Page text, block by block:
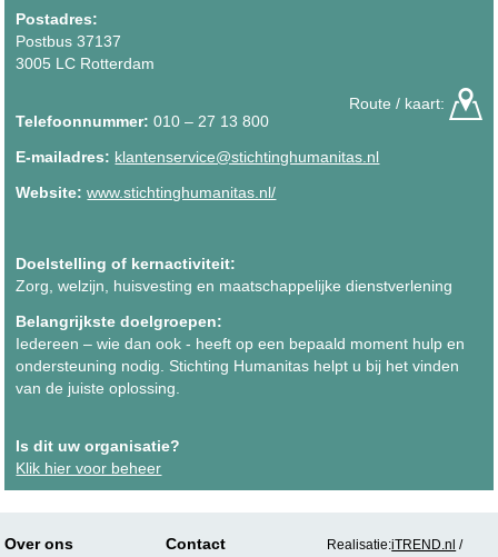
Postadres:
Postbus 37137
3005 LC Rotterdam
Route / kaart:
Telefoonnummer: 010 – 27 13 800
E-mailadres: klantenservice@stichtinghumanitas.nl
Website: www.stichtinghumanitas.nl/
Doelstelling of kernactiviteit:
Zorg, welzijn, huisvesting en maatschappelijke dienstverlening
Belangrijkste doelgroepen:
Iedereen – wie dan ook - heeft op een bepaald moment hulp en
ondersteuning nodig. Stichting Humanitas helpt u bij het vinden
van de juiste oplossing.
Is dit uw organisatie?
Klik hier voor beheer
Over ons Contact Realisatie:iTREND.nl /